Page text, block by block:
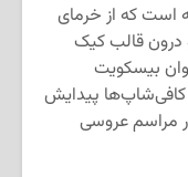
است که از خرمای
درون قالب کیک
بیسکویت
کافی‌شاپ‌ها پیدایش
مراسم عروسی